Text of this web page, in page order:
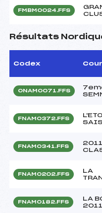
FMBM0024.FFS
Résultats
Codex
ONAM0071.FFS
FNAM0372.FFS
FNAM0341.FFS
FNAM0202.FFS
LA
FNAM0182.FFS
LA
2011